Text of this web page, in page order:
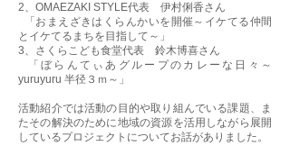
2、OMAEZAKI STYLE代表 伊村俐香さん
「おまえざきはくらんかいを開催～イケてる仲間
とイケてるまちを目指して～」
3、さくらこども食堂代表 鈴木博喜さん
「ぼらんてぃあグループのカレーな日々～
yuruyuru 半径３ｍ～」
活動紹介では活動の目的や取り組んでいる課題、ま
たその解決のために地域の資源を活用しながら展開
しているプロジェクトについてお話がありました。